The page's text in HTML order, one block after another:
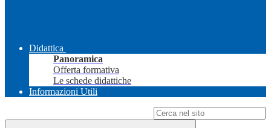
Didattica
Panoramica
Offerta formativa
Le schede didattiche
Informazioni Utili